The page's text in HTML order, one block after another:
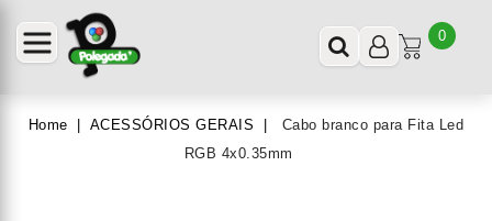
0
Home ACESSÓRIOS GERAIS
Cabo branco para Fita Led
RGB 4x0.35mm